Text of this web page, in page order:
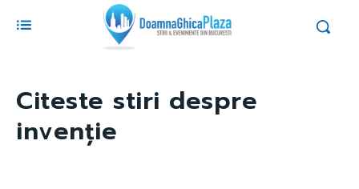
Citeste stiri despre
invenție